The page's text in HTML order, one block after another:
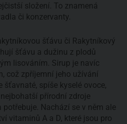
složení. To znamená
či konzervanty.
šťávu či Rakytníkový
šťávu a dužinu z plodů
lisováním. Sirup je navíc
což zpříjemní jeho užívání
šťavnaté, spíše kyselé ovoce,
přírodní zdroje
Nachází se v něm ale
vitaminů A a D, které jsou pro